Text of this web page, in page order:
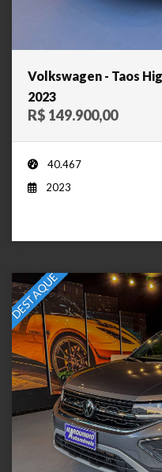
Volkswagen - Taos
2023
R$ 149.900,00
40.467
2023
DESTAQUE